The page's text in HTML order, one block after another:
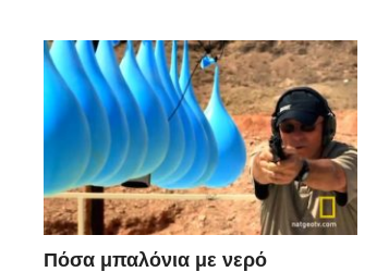
Πόσα μπαλόνια με νερό